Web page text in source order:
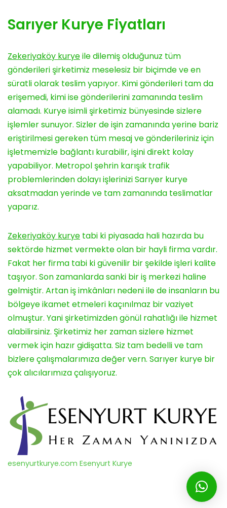
Sarıyer Kurye Fiyatları
Zekeriyaköy kuryeile dilemiş olduğunuz tüm
gönderileri şirketimiz meselesiz bir biçimde ve en
süratli olarak teslim yapıyor. Kimi gönderileri tam da
erişemedi, kimi ise gönderilerini zamanında teslim
alamadı. Kurye isimli şirketimiz bünyesinde sizlere
işlemler sunuyor. Sizler de işin zamanında yerine bariz
eriştirilmesi gereken tüm mesaj ve gönderileriniz için
işletmemizle bağlantı kurabilir, işini direkt kolay
yapabiliyor. Metropol şehrin karışık trafik
problemlerinden dolayı işlerinizi Sarıyer kurye
aksatmadan yerinde ve tam zamanında teslimatlar
yaparız.
Zekeriyaköy kurye tabi ki piyasada hali hazırda bu
sektörde hizmet vermekte olan bir hayli firma vardır.
Fakat her firma tabi ki güvenilir bir şekilde işleri kalite
taşıyor. Son zamanlarda sanki bir iş merkezi haline
gelmiştir. Artan iş imkânları nedeni ile de insanların bu
bölgeye ikamet etmeleri kaçınılmaz bir vaziyet
olmuştur. Yani şirketimizden gönül rahatlığı ile hizmet
alabilirsiniz. Şirketimiz her zaman sizlere hizmet
vermek için hazır gidişatta. Siz tam bedelli ve tam
bizlere çalışmalarımıza değer vern. Sarıyer kurye bir
çok alıcılarımıza çalışıyoruz.
esenyurtkurye.com Esenyurt Kurye
MOTO KURYE|